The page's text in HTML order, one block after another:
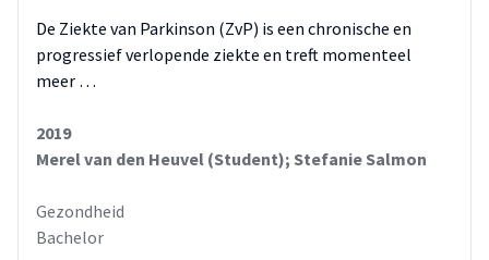
De Ziekte van Parkinson (ZvP) is een chronische en
progressief verlopende ziekte en treft momenteel
meer …
2019
Merel van den Heuvel (Student); Stefanie Salmon
Gezondheid
Bachelor